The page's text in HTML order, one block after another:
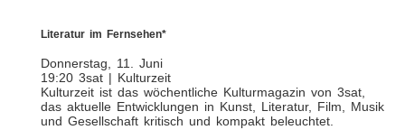
Literatur im Fernsehen*
Donnerstag, 11. Juni
19:20 3sat | Kulturzeit
Kulturzeit ist das wöchentliche Kulturmagazin von 3sat,
das aktuelle Entwicklungen in Kunst, Literatur, Film, Musik
und Gesellschaft kritisch und kompakt beleuchtet.